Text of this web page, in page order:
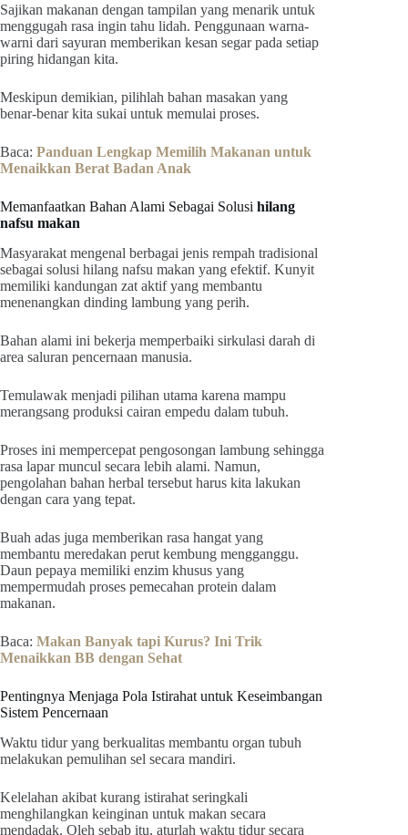
Sajikan makanan dengan tampilan yang menarik untuk
menggugah rasa ingin tahu lidah. Penggunaan warna-
warni dari sayuran memberikan kesan segar pada setiap
piring hidangan kita.
Meskipun demikian, pilihlah bahan masakan yang
benar-benar kita sukai untuk memulai proses.
Baca: Panduan Lengkap Memilih Makanan untuk
Menaikkan Berat Badan Anak
Memanfaatkan Bahan Alami Sebagai Solusi hilang
nafsu makan
Masyarakat mengenal berbagai jenis rempah tradisional
sebagai solusi hilang nafsu makan yang efektif. Kunyit
memiliki kandungan zat aktif yang membantu
menenangkan dinding lambung yang perih.
Bahan alami ini bekerja memperbaiki sirkulasi darah di
area saluran pencernaan manusia.
Temulawak menjadi pilihan utama karena mampu
merangsang produksi cairan empedu dalam tubuh.
Proses ini mempercepat pengosongan lambung sehingga
rasa lapar muncul secara lebih alami. Namun,
pengolahan bahan herbal tersebut harus kita lakukan
dengan cara yang tepat.
Buah adas juga memberikan rasa hangat yang
membantu meredakan perut kembung mengganggu.
Daun pepaya memiliki enzim khusus yang
mempermudah proses pemecahan protein dalam
makanan.
Baca: Makan Banyak tapi Kurus? Ini Trik
Menaikkan BB dengan Sehat
Pentingnya Menjaga Pola Istirahat untuk Keseimbangan
Sistem Pencernaan
Waktu tidur yang berkualitas membantu organ tubuh
melakukan pemulihan sel secara mandiri.
Kelelahan akibat kurang istirahat seringkali
menghilangkan keinginan untuk makan secara
mendadak. Oleh sebab itu, aturlah waktu tidur secara